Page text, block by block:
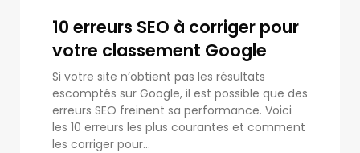
10 erreurs SEO à corriger pour
votre classement Google
Si votre site n’obtient pas les résultats
escomptés sur Google, il est possible que des
erreurs SEO freinent sa performance. Voici
les 10 erreurs les plus courantes et comment
les corriger pour...